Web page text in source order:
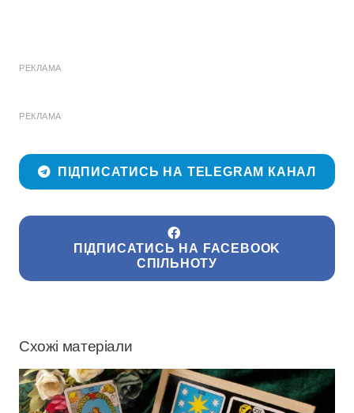
РЕКЛАМА
РЕКЛАМА
ПІДПИСАТИСЬ НА TELEGRAM КАНАЛ
ПІДПИСАТИСЬ НА FACEBOOK
СПІЛЬНОТУ
Схожі матеріали